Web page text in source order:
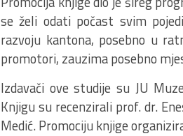
se želi odati počast svim
razvoju kantona, posebno u
promotori, zauzima posebno
Izdavači ove studije su JU
Knjigu su recenzirali prof. dr.
Medić. Promociju knjige